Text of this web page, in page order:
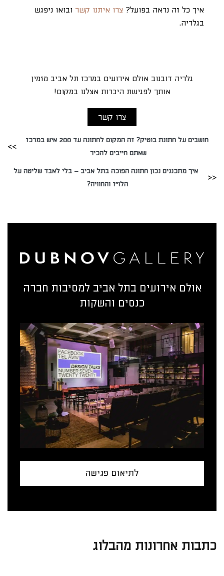
איך כל זה נראה בפועל? צרו איתנו קשר ובואו ניפגש
בגלריה.
גלריה דובנוב אולם אירועים במרכז תל אביב מזמין
אותך לפגישת היכרות אצלנו במקום!
צרו קשר
חושבים על חתונת בוטיק? זה המקום לחתונה עד 200 איש במרכז
שאתם חייבים להכיר
איך מתכננים נכון חתונה הפוכה בתל אביב – בלי לאבד שליטה על
הלו״ז והחוויה?
אולם אירועים בתל אביב למסיבות חברה
כנסים והשקות
לתיאום פגישה
כתבות אחרונות מהבלוג